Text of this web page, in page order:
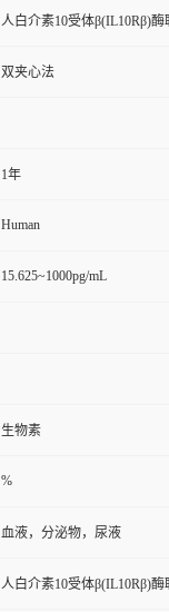
人白介素10受体β(IL10Rβ)
双夹心法
1年
Human
15.625~1000pg/mL
生物素
%
血液，分泌物，尿液
人白介素10受体β(IL10Rβ)